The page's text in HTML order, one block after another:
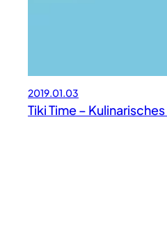
2019.01.03
Tiki Time –